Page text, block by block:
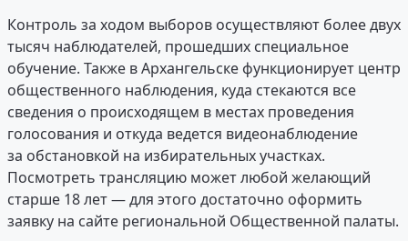
Контроль за ходом выборов осуществляют более двух
тысяч наблюдателей, прошедших специальное
обучение. Также в Архангельске функционирует центр
общественного наблюдения, куда стекаются все
сведения о происходящем в местах проведения
голосования и откуда ведется видеонаблюдение
за обстановкой на избирательных участках.
Посмотреть трансляцию может любой желающий
старше 18 лет — для этого достаточно оформить
заявку на сайте региональной Общественной палаты.